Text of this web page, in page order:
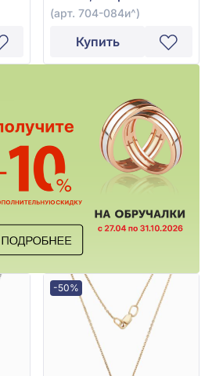
(арт. 704-084и^)
Купить
-50%